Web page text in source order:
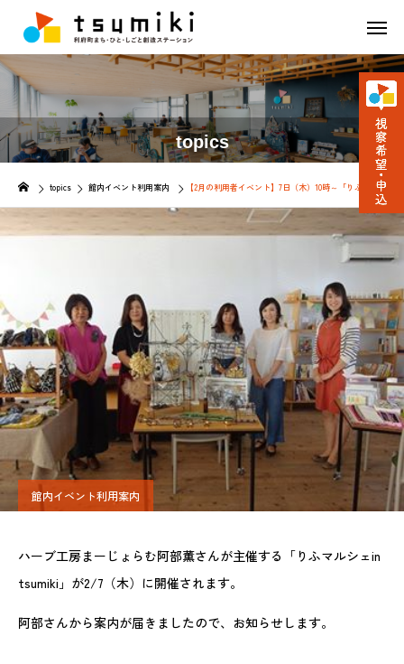
topics
topics 館内イベント利用案内 【2月の利用者イベント】7日（木）10時～「りふマルシ
館内イベント利用案内
ハーブ工房まーじょらむ阿部薫さんが主催する「りふマルシェin
tsumiki」が2/7（木）に開催されます。
阿部さんから案内が届きましたので、お知らせします。